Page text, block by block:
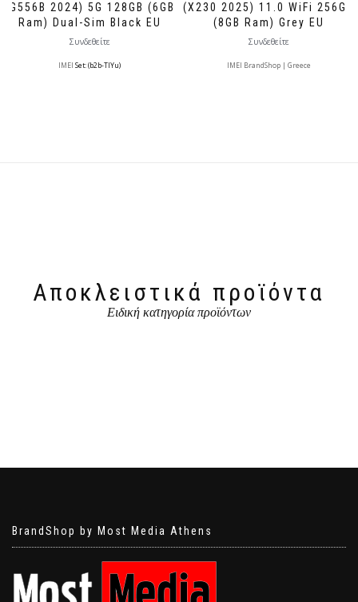
(G556B 2024) 5G 128GB (6GB
Ram) Dual-Sim Black EU
Συνδεθείτε
IMEI Set: (b2b-TlYu)
(X230 2025) 11.0 WiFi 256GB
(8GB Ram) Grey EU
Συνδεθείτε
IMEI BrandShop | Greece
Αποκλειστικά προϊόντα
Ειδική κατηγορία προϊόντων
BrandShop by Most Media Athens